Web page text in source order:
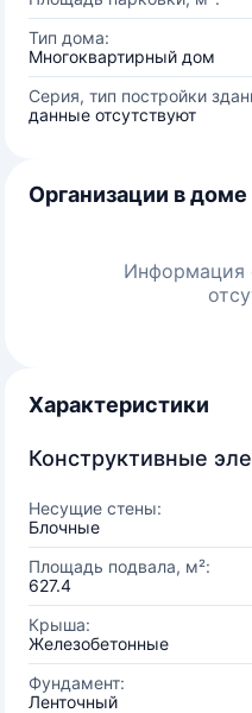
Тип дома:
Многоквартирный дом
Серия, тип постройки
данные отсутствуют
Организации в доме
Информация
Характеристики
Конструктивные
Несущие стены:
Блочные
Площадь подвала, м²:
627.4
Крыша:
Железобетонные
Фундамент:
Ленточный